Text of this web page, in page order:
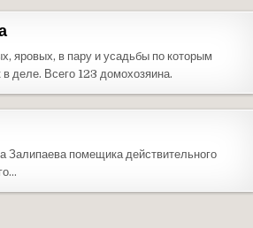
яровых, в пару и усадьбы по которым
деле. Всего 123 домохозяина.
Залипаева помещика действительного